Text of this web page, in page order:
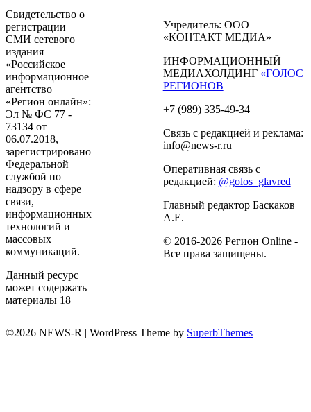
Свидетельство о
регистрации
СМИ сетевого
издания
«Российское
информационное
агентство
«Регион онлайн»:
Эл № ФС 77 -
73134 от
06.07.2018,
зарегистрировано
Федеральной
службой по
надзору в сфере
связи,
информационных
технологий и
массовых
коммуникаций.
Данный ресурс
может содержать
материалы 18+
Учредитель: ООО
«КОНТАКТ МЕДИА»
ИНФОРМАЦИОННЫЙ
МЕДИАХОЛДИНГ «ГОЛОС
РЕГИОНОВ
+7 (989) 335-49-34
Связь с редакцией и реклама:
info@news-r.ru
Оперативная связь с
редакцией: @golos_glavred
Главный редактор Баскаков
А.Е.
© 2016-2026 Регион Online -
Все права защищены.
©2026 NEWS-R | WordPress Theme by SuperbThemes